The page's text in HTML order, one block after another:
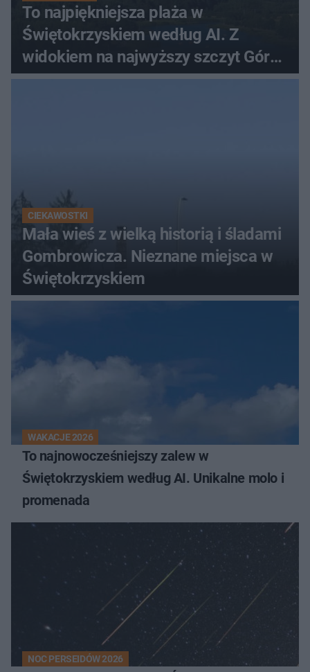
To najpiękniejsza plaża w
Świętokrzyskiem według AI. Z
widokiem na najwyższy szczyt Gór
Świętokrzyskich
CIEKAWOSTKI
Mała wieś z wielką historią i śladami
Gombrowicza. Nieznane miejsca w
Świętokrzyskiem
WAKACJE 2026
To najnowocześniejszy zalew w
Świętokrzyskiem według AI. Unikalne molo i
promenada
NOC PERSEIDÓW 2026